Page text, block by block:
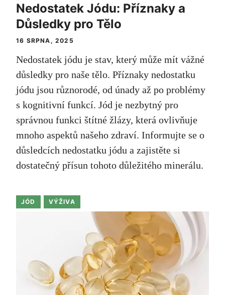
Nedostatek Jódu: Příznaky a
Důsledky pro Tělo
16 SRPNA, 2025
Nedostatek jódu je stav, který může mít vážné
důsledky pro naše tělo. Příznaky nedostatku
jódu jsou různorodé, od únady až po problémy
s kognitivní funkcí. Jód je nezbytný pro
správnou funkci štítné žlázy, která ovlivňuje
mnoho aspektů našeho zdraví. Informujte se o
důsledcích nedostatku jódu a zajistěte si
dostatečný přísun tohoto důležitého minerálu.
JÓD VÝŽIVA